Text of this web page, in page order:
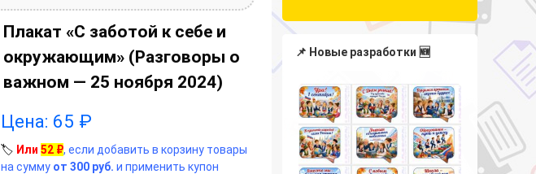
Плакат «С заботой к себе и
окружающим» (Разговоры о
важном — 25 ноября 2024)
Цена: 65 ₽
🏷️ Или 52 ₽, если добавить в корзину товары
на сумму от 300 руб. и применить купон
📌 Новые разработки 🆕